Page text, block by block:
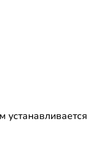
устанавливается